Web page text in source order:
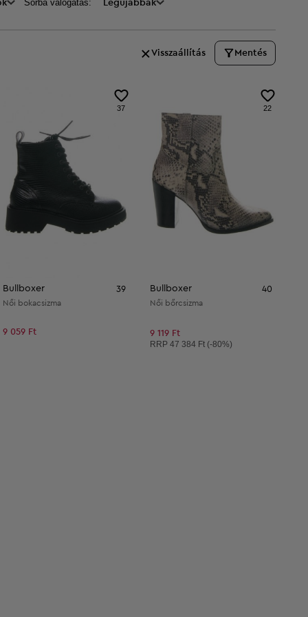
Sorba válogatás: Legújabbak
Visszaállítás Mentés
37
Bullboxer 39
Női bokacsizma
9 059 Ft
22
Bullboxer 40
Női bőrcsizma
9 119 Ft
Ajánlott ár:
RRP 47 384 Ft (-80%)